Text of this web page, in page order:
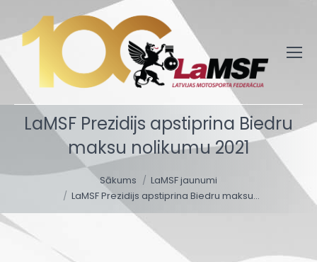
LaMSF Prezidijs apstiprina Biedru
maksu nolikumu 2021
You are here:
Sākums
LaMSF jaunumi
LaMSF Prezidijs apstiprina Biedru maksu…